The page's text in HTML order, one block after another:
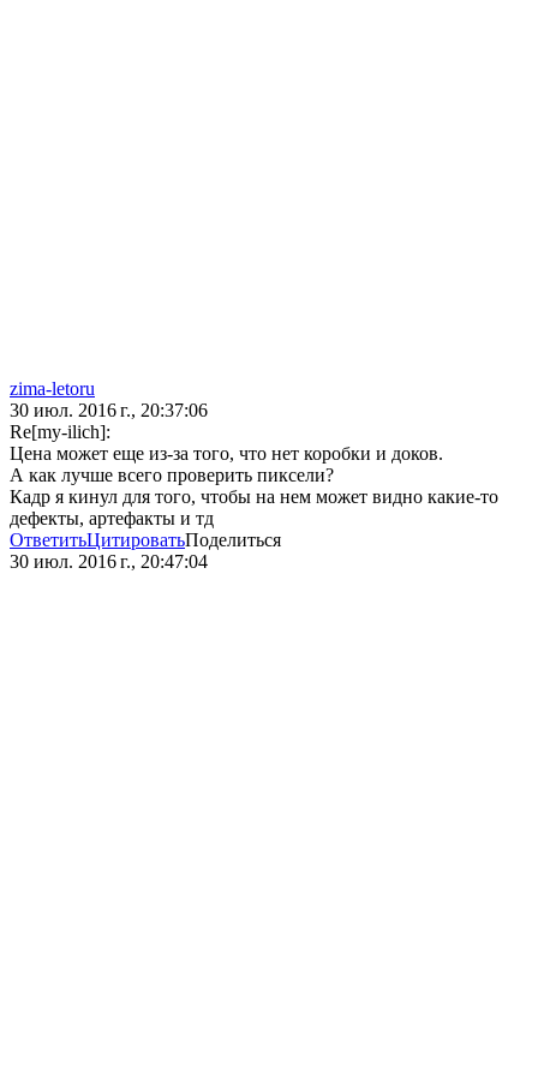
zima-letoru
30 июл. 2016 г., 20:37:06
Re[my-ilich]:
Цена может еще из-за того, что нет коробки и доков.
А как лучше всего проверить пиксели?
Кадр я кинул для того, чтобы на нем может видно какие-то
дефекты, артефакты и тд
ОтветитьЦитироватьПоделиться
30 июл. 2016 г., 20:47:04